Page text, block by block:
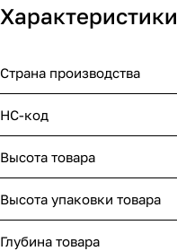
Характеристики
Страна производства
НС-код
Высота товара
Высота упаковки товара
Глубина товара